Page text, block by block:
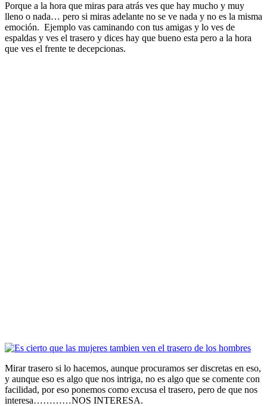
Porque a la hora que miras para atrás ves que hay mucho y muy
lleno o nada… pero si miras adelante no se ve nada y no es la misma
emoción. Ejemplo vas caminando con tus amigas y lo ves de
espaldas y ves el trasero y dices hay que bueno esta pero a la hora
que ves el frente te decepcionas.
Mirar trasero si lo hacemos, aunque procuramos ser discretas en eso,
y aunque eso es algo que nos intriga, no es algo que se comente con
facilidad, por eso ponemos como excusa el trasero, pero de que nos
interesa…………NOS INTERESA.